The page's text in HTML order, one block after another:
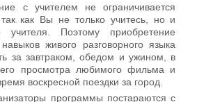
с учителем не ограничивается
как Вы не только учитесь, но и
Поэтому приобретение
живого разговорного языка
за завтраком, обедом и ужином, в
просмотра любимого фильма и
воскресной поездки за город.
программы постараются с